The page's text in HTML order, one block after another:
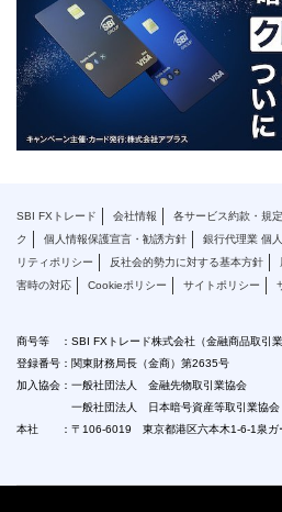
SBI FXトレード 会社情報 各サービス約款・規定
ク
個人情報保護宣言・勧誘方針 銀行代理業 個
リティポリシー
反社会的勢力に対する基本方針
害時の対応
Cookieポリシー サイトポリシー
商号等 ：SBI FXトレード株式会社（金融商品取引業
登録番号：関東財務局長（金商）第2635号
加入協会：一般社団法人 金融先物取引業協会
一般社団法人 日本暗号資産等取引業協会
本社 ：〒106-6019 東京都港区六本木1-6-1泉ガ